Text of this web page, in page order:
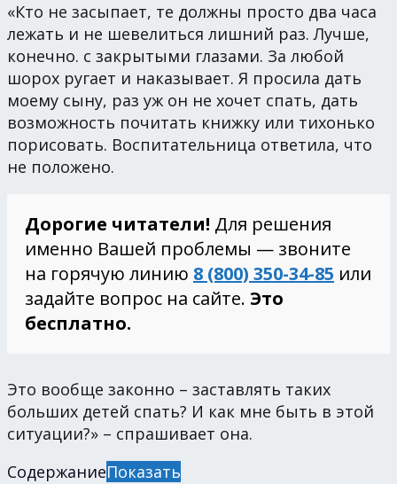
«Кто не засыпает, те должны просто два часа
лежать и не шевелиться лишний раз. Лучше,
конечно. с закрытыми глазами. За любой
шорох ругает и наказывает. Я просила дать
моему сыну, раз уж он не хочет спать, дать
возможность почитать книжку или тихонько
порисовать. Воспитательница ответила, что
не положено.
Дорогие читатели! Для решения
именно Вашей проблемы — звоните
на горячую линию 8 (800) 350-34-85 или
задайте вопрос на сайте. Это
бесплатно.
Это вообще законно – заставлять таких
больших детей спать? И как мне быть в этой
ситуации?» – спрашивает она.
СодержаниеПоказать